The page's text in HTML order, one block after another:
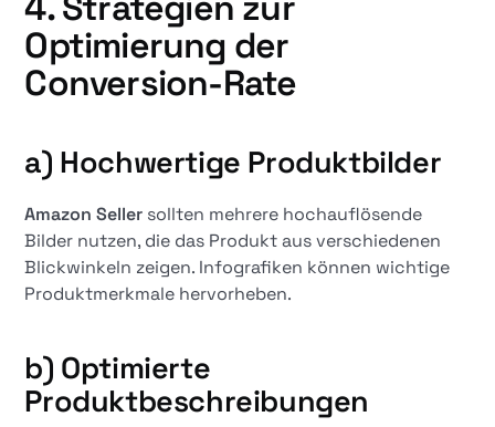
Optimierung der
Conversion-Rate
a) Hochwertige Produktbilder
Amazon Seller sollten mehrere hochauflösende
Bilder nutzen, die das Produkt aus verschiedenen
Blickwinkeln zeigen. Infografiken können wichtige
Produktmerkmale hervorheben.
b) Optimierte
Produktbeschreibungen